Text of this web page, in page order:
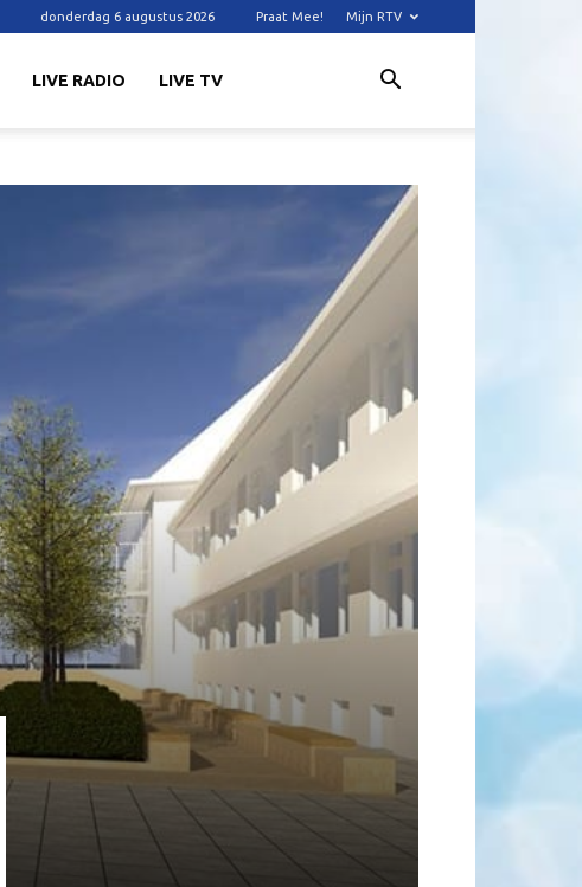
donderdag 6 augustus 2026 Praat Mee! Mijn RTV
LIVE RADIO LIVE TV